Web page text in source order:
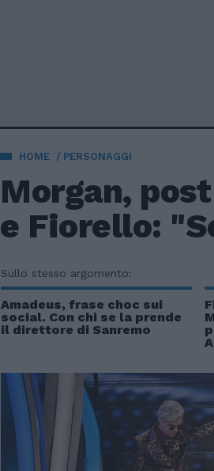
HOME PERSONAGGI
Morgan,
e Fiorello:
Sullo stesso argomento:
Amadeus, frase choc sui
social. Con chi se la prende
il direttore di Sanremo